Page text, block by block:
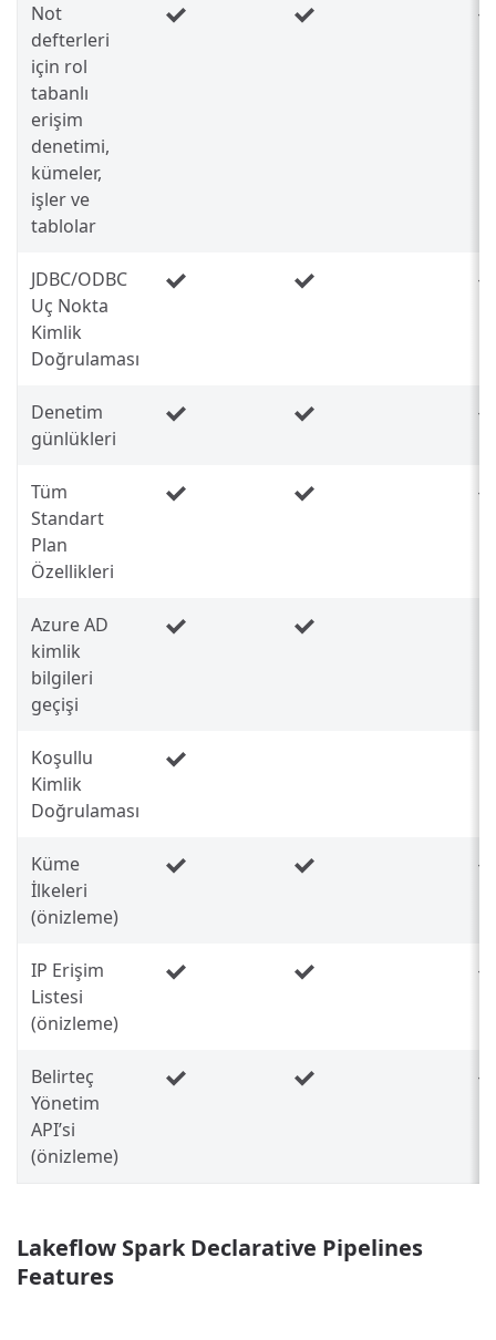
Not
defterleri
için rol
tabanlı
erişim
denetimi,
kümeler,
işler ve
tablolar
JDBC/ODBC
Uç Nokta
Kimlik
Doğrulaması
Denetim
günlükleri
Tüm
Standart
Plan
Özellikleri
Azure AD
kimlik
bilgileri
geçişi
Koşullu
Kimlik
Doğrulaması
Küme
İlkeleri
(önizleme)
IP Erişim
Listesi
(önizleme)
Belirteç
Yönetim
API’si
(önizleme)
Lakeflow Spark Declarative Pipelines
Features